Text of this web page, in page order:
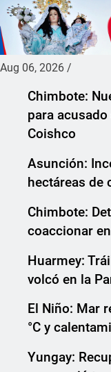
Aug 06, 2026 /
Chimbote:
para
Coishco
Asunción:
hectáreas de
Chimbote:
coaccionar
Huarmey:
volcó en la
El Niño: Mar
°C y
Yungay: